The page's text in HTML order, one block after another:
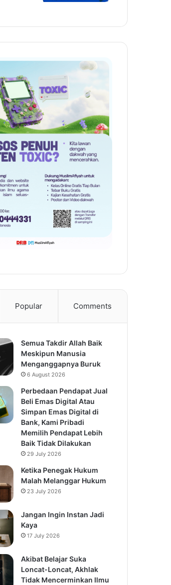
Popular Comments
Semua Takdir Allah Baik
Meskipun Manusia
Menganggapnya Buruk
6 August 2026
Perbedaan Pendapat Jual
Beli Emas Digital Atau
Simpan Emas Digital di
Bank, Kami Pribadi
Memilih Pendapat Lebih
Baik Tidak Dilakukan
29 July 2026
Ketika Penegak Hukum
Malah Melanggar Hukum
23 July 2026
Jangan Ingin Instan Jadi
Kaya
17 July 2026
Akibat Belajar Suka
Loncat-Loncat, Akhlak
Tidak Mencerminkan Ilmu